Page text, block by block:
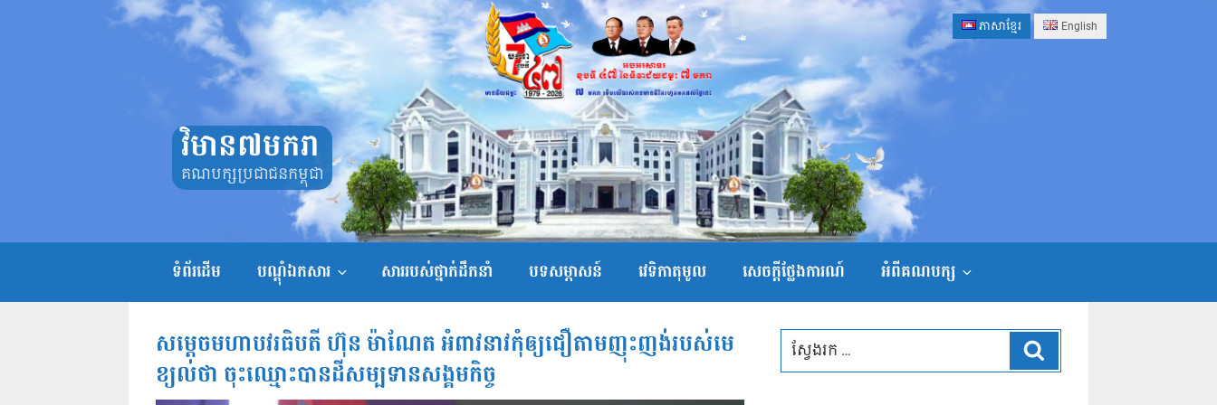
ភាសាខ្មែរ English
វិមាន៧មករា
គណបក្សប្រជាជនកម្ពុជា
ទំព័រដើម បណ្តុំឯកសារ សាររបស់ថ្នាក់ដឹកនាំ បទសម្ភាសន៍ វេទិកាតុមូល សេចក្ដីថ្លែងការណ៍ អំពីគណបក្ស
សម្តេចមហាបវរធិបតី ហ៊ុន ម៉ាណែត អំពាវនាវកុំឲ្យជឿតាមញុះញង់របស់មេ
ខ្យល់ថា ចុះឈ្មោះបានដីសម្បទានសង្គមកិច្ច